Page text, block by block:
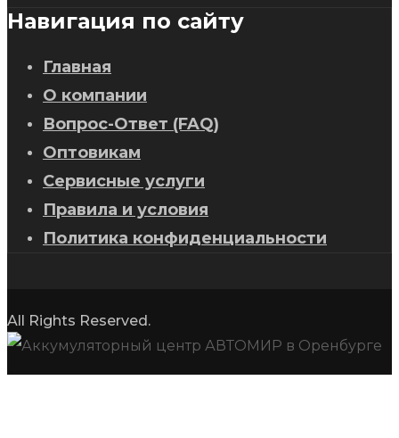
Навигация по сайту
Главная
О компании
Вопрос-Ответ (FAQ)
Оптовикам
Сервисные услуги
Правила и условия
Политика конфиденциальности
All Rights Reserved.